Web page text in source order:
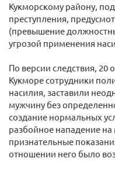
Кукморскому району,
преступления,
(превышение
угрозой применения
По версии следствия, 20
Кукморе сотрудники
насилия, заставили
мужчину без
создание нормальных
разбойное нападение на
признательные
отношении него было